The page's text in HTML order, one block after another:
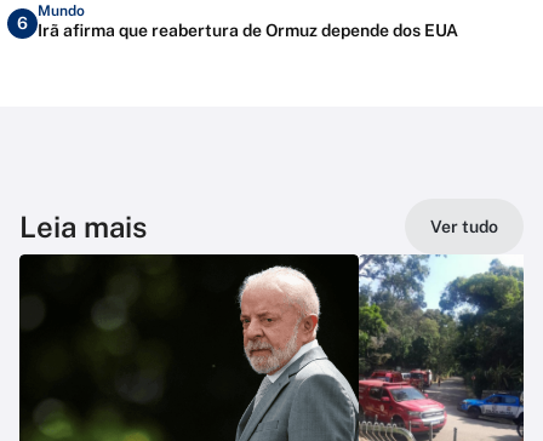
6
Mundo
Irã afirma que reabertura de Ormuz depende dos EUA
Leia mais Ver tudo